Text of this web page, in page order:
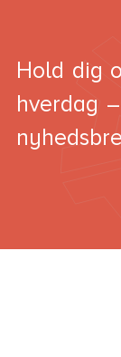
Hold dig
hverdag